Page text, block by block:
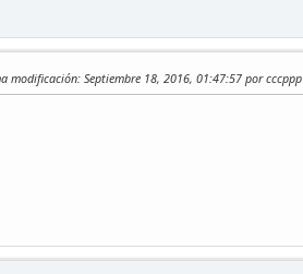
modificación: Septiembre 18, 2016, 01:47:57 por cccppp